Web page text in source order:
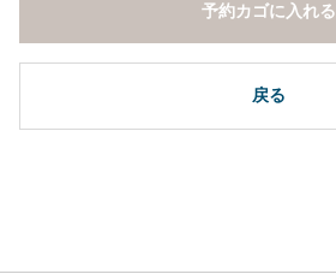
戻る
予約カゴに入れる